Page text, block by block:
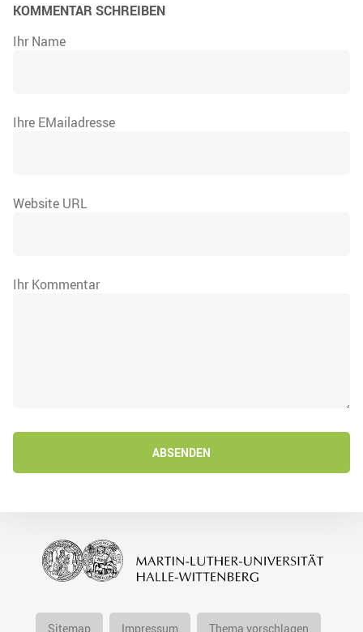
KOMMENTAR SCHREIBEN
Ihr Name
Ihre EMailadresse
Website URL
Ihr Kommentar
ABSENDEN
Sitemap Impressum Thema vorschlagen